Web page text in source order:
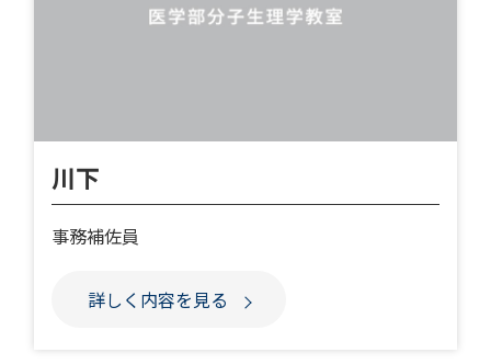
川下
事務補佐員
詳しく内容を見る